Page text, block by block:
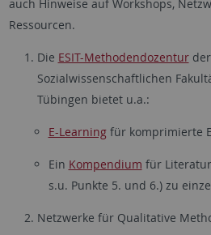
auch Hinweise auf Workshops,
Ressourcen.
Die ESIT-Methodendozenturder
Sozialwissenschaftlichen
Tübingen bietet u.a.:
E-Learningfür komprimierte
Ein Kompendium für
s.u. Punkte 5. und 6.) zu
Netzwerke für Qualitative